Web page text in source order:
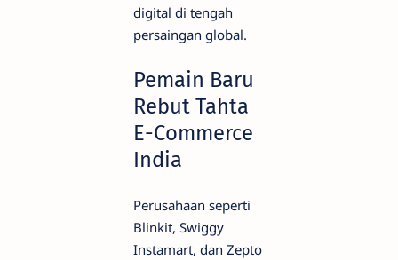
digital di tengah
persaingan global.
Pemain Baru
Rebut Tahta
E-Commerce
India
Perusahaan seperti
Blinkit, Swiggy
Instamart, dan Zepto